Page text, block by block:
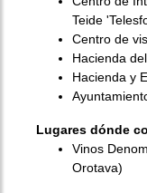
Teide
Centro de
Hacienda
Hacienda y
Lugares dónde
Vinos
Orotava)